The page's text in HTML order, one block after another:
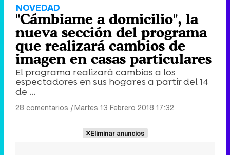
NOVEDAD
"Cámbiame a domicilio", la
nueva sección del programa
que realizará cambios de
imagen en casas particulares
El programa realizará cambios a los
espectadores en sus hogares a partir del 14
de ...
28 comentarios |Martes 13 Febrero 2018 17:32
Eliminar anuncios